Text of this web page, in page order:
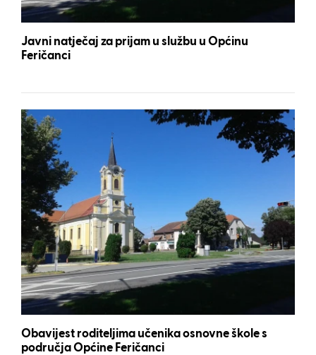
Javni natječaj za prijam u službu u Općinu
Feričanci
Obavijest roditeljima učenika osnovne škole s
područja Općine Feričanci